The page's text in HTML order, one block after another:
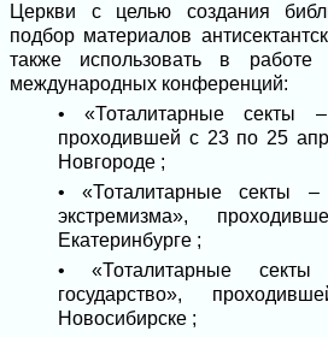
Церкви с целью создания
подбор материалов
также использовать в работе
международных конференций:
• «Тоталитарные секты
проходившей с 23 по 25
Новгороде ;
• «Тоталитарные секты –
экстремизма»,
Екатеринбурге ;
• «Тоталитарные секты
государство»,
Новосибирске ;